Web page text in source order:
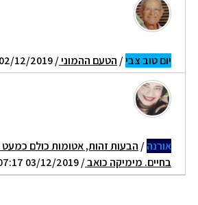
יום טוב צבי/ הטעם ההמוני/ 02/12/2019 16:10
אורנה/ הבעות זהות, אטומות כולם כמעט
בחיים. מימיקה כואב/ 03/12/2019 07:17